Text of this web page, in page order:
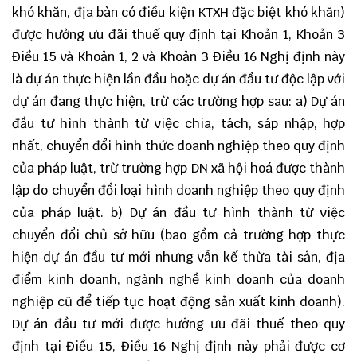
khó khăn, địa bàn có điều kiện KTXH đặc biệt khó khăn)
được hưởng ưu đãi thuế quy định tại Khoản 1, Khoản 3
Điều 15 và Khoản 1, 2 và Khoản 3 Điều 16 Nghị định này
là dự án thực hiện lần đầu hoặc dự án đầu tư độc lập với
dự án đang thực hiện, trừ các trường hợp sau: a) Dự án
đầu tư hình thành từ việc chia, tách, sáp nhập, hợp
nhất, chuyển đổi hình thức doanh nghiệp theo quy định
của pháp luật, trừ trường hợp DN xã hội hoá được thành
lập do chuyển đổi loại hình doanh nghiệp theo quy định
của pháp luật. b) Dự án đầu tư hình thành từ việc
chuyển đổi chủ sở hữu (bao gồm cả trường hợp thực
hiện dự án đầu tư mới nhưng vẫn kế thừa tài sản, địa
điểm kinh doanh, ngành nghề kinh doanh của doanh
nghiệp cũ để tiếp tục hoạt động sản xuất kinh doanh).
Dự án đầu tư mới được hưởng ưu đãi thuế theo quy
định tại Điều 15, Điều 16 Nghị định này phải được cơ